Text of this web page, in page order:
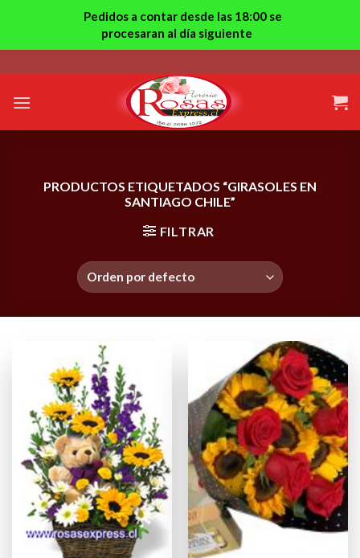
to
content
PRODUCTOS ETIQUETADOS “GIRASOLES EN
SANTIAGO CHILE”
FILTRAR
Pedidos a contar desde las 18:00 se
procesaran al día siguiente